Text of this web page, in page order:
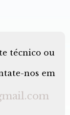
técnico ou
nos em